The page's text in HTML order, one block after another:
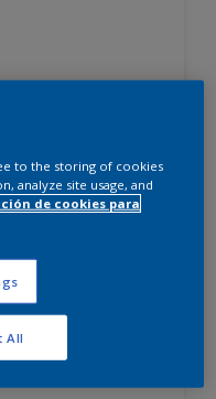
to the storing of cookies
analyze site usage, and
de cookies para
All